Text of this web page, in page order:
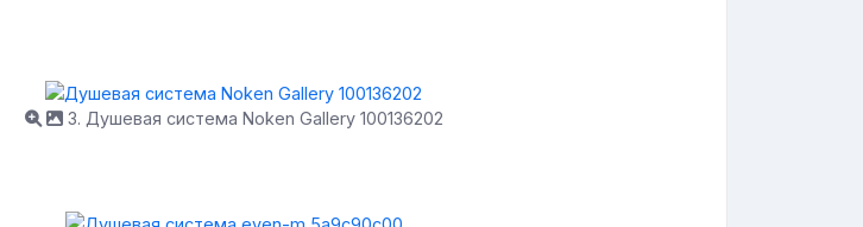
3. Душевая система Noken Gallery 100136202